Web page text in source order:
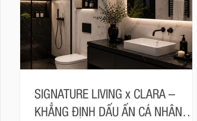
SIGNATURE LIVING x CLARA –
KHẲNG ĐỊNH DẤU ẤN CÁ NHÂN